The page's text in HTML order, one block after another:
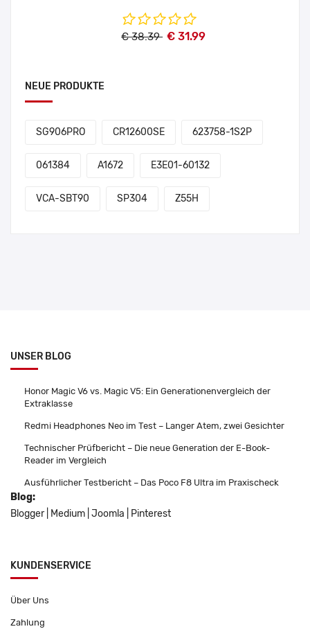
€ 38.39 € 31.99
NEUE PRODUKTE
SG906PRO CR12600SE 623758-1S2P
061384 A1672 E3E01-60132
VCA-SBT90 SP304 Z55H
UNSER BLOG
Honor Magic V6 vs. Magic V5: Ein Generationenvergleich der
Extraklasse
Redmi Headphones Neo im Test – Langer Atem, zwei Gesichter
Technischer Prüfbericht – Die neue Generation der E-Book-
Reader im Vergleich
Ausführlicher Testbericht – Das Poco F8 Ultra im Praxischeck
Blog:
Blogger
Medium Joomla Pinterest
KUNDENSERVICE
Über Uns
Zahlung